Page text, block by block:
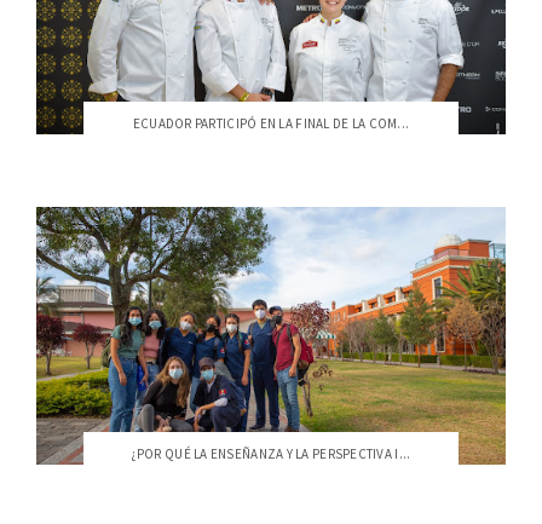
ECUADOR PARTICIPÓ EN LA FINAL DE LA COM...
¿POR QUÉ LA ENSEÑANZA Y LA PERSPECTIVA I...